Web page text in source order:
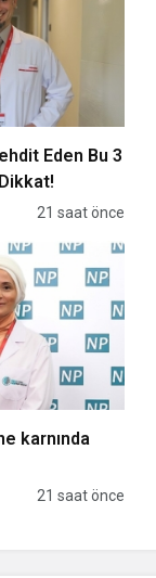
Eden Bu 3
21 saat önce
karnında
21 saat önce